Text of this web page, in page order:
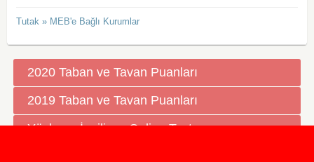
Tutak » MEB'e Bağlı Kurumlar
2020 Taban ve Tavan Puanları
2019 Taban ve Tavan Puanları
Yüzlerce İngilizce Online Test